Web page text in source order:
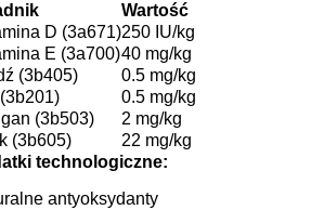
Wartość
D (3a671)250 IU/kg
E (3a700)40 mg/kg
(3b405)
0.5 mg/kg
0.5 mg/kg
(3b503)
2 mg/kg
(3b605)
22 mg/kg
technologiczne:
antyoksydanty